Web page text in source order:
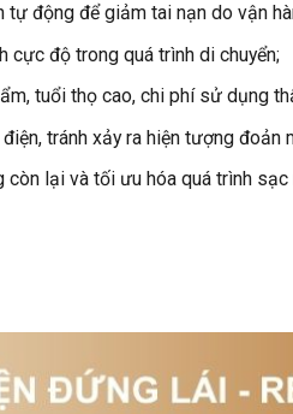
tự động để giảm tai nạn do vận
cực độ trong quá trình di chuyển;
tuổi thọ cao, chi phí sử dụng
tránh xảy ra hiện tượng đoản
lại và tối ưu hóa quá trình